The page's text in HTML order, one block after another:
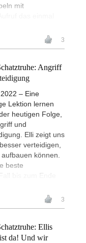
mit
3
Angriff
– Eine
Lektion lernen
heutigen Folge,
und
Elli zeigt uns
verteidigen,
können.
beste
bis zum Ende
3
Ellis
da! Und wir